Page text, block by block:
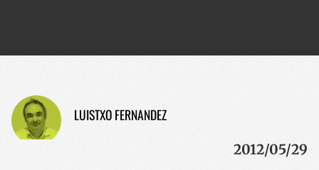
LUISTXO FERNANDEZ
2012/05/29